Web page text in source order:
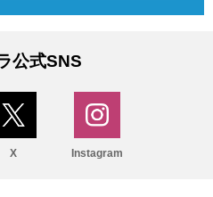
公式SNS
X Instagram